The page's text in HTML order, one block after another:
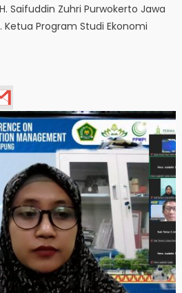
Saifuddin Zuhri Purwokerto Jawa
Ketua Program Studi Ekonomi